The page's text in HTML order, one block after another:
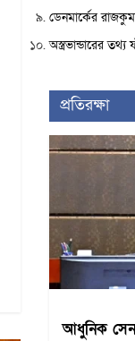
ডেনমার্কের
অস্ত্রভান্ডারের তথ্য
প্রতিরক্ষা
আধুনিক